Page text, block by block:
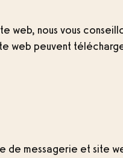
web, nous vous
web peuvent
de messagerie et site